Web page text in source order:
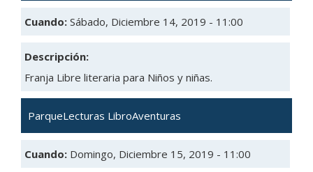
Cuando: Sábado, Diciembre 14, 2019 - 11:00
Descripción:
Franja Libre literaria para Niños y niñas.
ParqueLecturas LibroAventuras
Cuando: Domingo, Diciembre 15, 2019 - 11:00